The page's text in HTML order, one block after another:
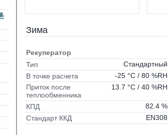
Зима
Рекуператор
Тип
Стандартный
В точке расчета
-25 °C / 80 %RH
Приток после
теплообменника
13.7 °C / 40 %RH
КПД
82.4 %
Стандарт ККД
EN308